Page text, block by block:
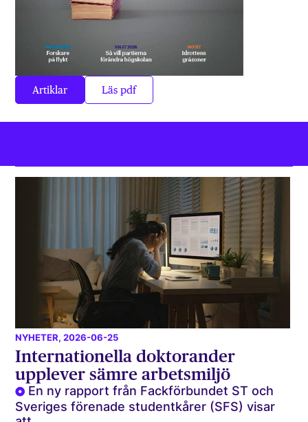
Artiklar Läs pdf
NYHETER, 2026-06-25
Internationella doktorander
upplever sämre arbetsmiljö
En ny rapport från Fackförbundet ST och
Sveriges förenade studentkårer (SFS) visar